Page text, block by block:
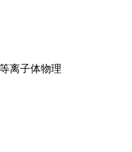
离子体物理